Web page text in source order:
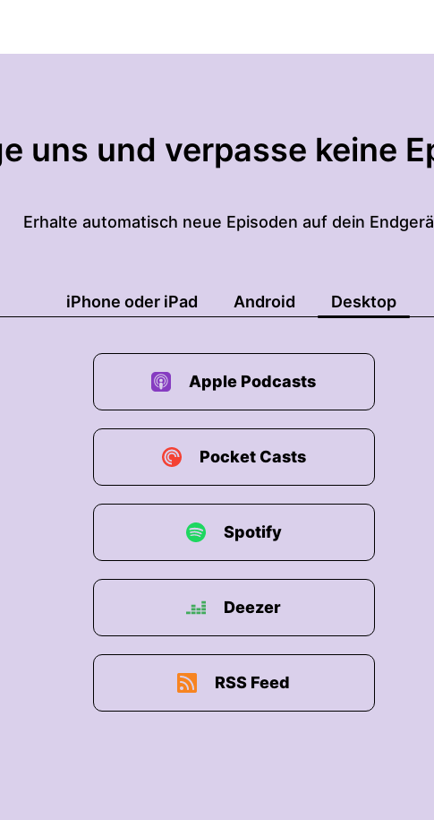
uns und verpasse keine
Erhalte automatisch neue Episoden auf dein
iPhone oder iPad Android Desktop
Apple Podcasts
Pocket Casts
Spotify
Deezer
RSS Feed